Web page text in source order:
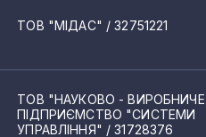
ТОВ "МІДАС" / 32751221
ТОВ "НАУКОВО - ВИРОБНИЧЕ
ПІДПРИЄМСТВО "СИСТЕМИ
УПРАВЛІННЯ" / 31728376